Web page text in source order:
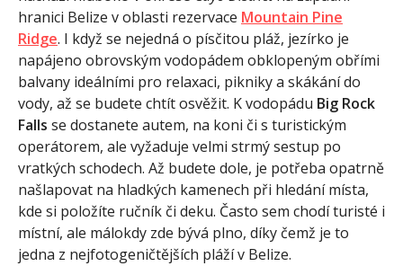
hranici Belize v oblasti rezervace Mountain Pine
Ridge. I když se nejedná o písčitou pláž, jezírko je
napájeno obrovským vodopádem obklopeným obřími
balvany ideálními pro relaxaci, pikniky a skákání do
vody, až se budete chtít osvěžit. K vodopádu Big Rock
Falls se dostanete autem, na koni či s turistickým
operátorem, ale vyžaduje velmi strmý sestup po
vratkých schodech. Až budete dole, je potřeba opatrně
našlapovat na hladkých kamenech při hledání místa,
kde si položíte ručník či deku. Často sem chodí turisté i
místní, ale málokdy zde bývá plno, díky čemž je to
jedna z nejfotogeničtějších pláží v Belize.